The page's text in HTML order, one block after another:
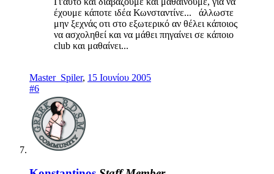
έχουμε κάποτε ιδέα Κωνσταντίνε... άλλωστε
μην ξεχνάς οτι στο εξωτερικό αν θέλει κάποιος
να ασχοληθεί και να μάθει πηγαίνει σε κάποιο
club και μαθαίνει...
Master_Spiler, 15 Ιουνίου 2005
#6